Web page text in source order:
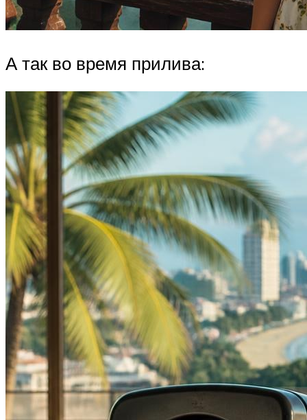
А так во время прилива: